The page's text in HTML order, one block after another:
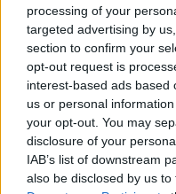
processing of your
targeted advertising by
section to confirm your
opt-out request is
interest-based ads based
us or personal
your opt-out. You may
disclosure of your
IAB’s list of downstream
also be disclosed by us